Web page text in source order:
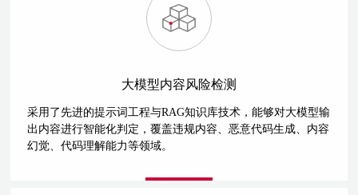
大模型内容风险检测
采用了先进的提示词工程与RAG知识库技术，能够对大模型输
出内容进行智能化判定，覆盖违规内容、恶意代码生成、内容
幻觉、代码理解能力等领域。